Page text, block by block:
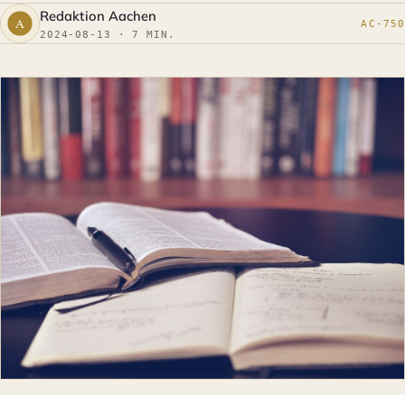
Redaktion Aachen
2024-08-13 · 7 MIN.
AC-750